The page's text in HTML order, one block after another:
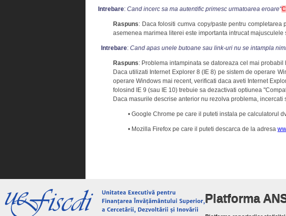
Intrebare: Cand incerc sa ma autentific primesc urmatoarea eroare"
Raspuns: Daca folositi cumva copy/paste pentru
asemenea marimea literei este importanta intrucat
Intrebare: Cand apas unele butoane sau link-uri nu se intampla
Raspuns: Problema intampinata se datoreaza cel mai
Daca utilizati Internet Explorer 8 (IE 8) pe sistem de operare
operare Windows mai recent, verificati daca aveti Internet
folosind IE 9 (sau IE 10) trebuie sa dezactivati optiunea
Daca masurile descrise anterior nu rezolva problema,
• Google Chrome pe care il puteti instala pe calculatorul
• Mozilla Firefox pe care il puteti descarca de la adresa
Platforma